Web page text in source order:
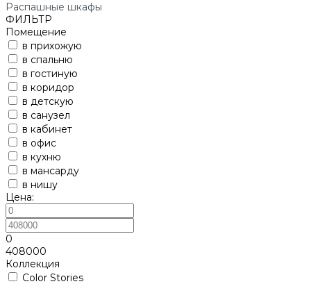
Распашные шкафы
ФИЛЬТР
Помещение
в прихожую
в спальню
в гостиную
в коридор
в детскую
в санузел
в кабинет
в офис
в кухню
в мансарду
в нишу
Цена:
0
408000
Коллекция
Color Stories